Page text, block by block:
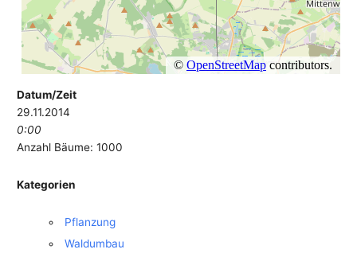
Datum/Zeit
29.11.2014
0:00
Anzahl Bäume: 1000
Kategorien
Pflanzung
Waldumbau